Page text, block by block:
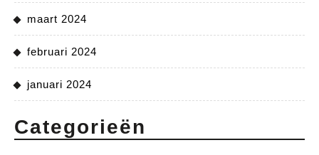
maart 2024
februari 2024
januari 2024
Categorieën